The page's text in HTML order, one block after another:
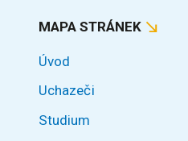
MAPA STRÁNEK
Úvod
Uchazeči
Studium